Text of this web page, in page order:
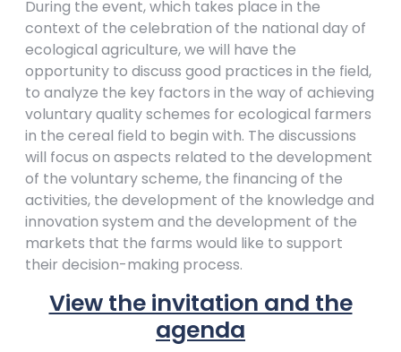
During the event, which takes place in the
context of the celebration of the national day of
ecological agriculture, we will have the
opportunity to discuss good practices in the field,
to analyze the key factors in the way of achieving
voluntary quality schemes for ecological farmers
in the cereal field to begin with. The discussions
will focus on aspects related to the development
of the voluntary scheme, the financing of the
activities, the development of the knowledge and
innovation system and the development of the
markets that the farms would like to support
their decision-making process.
View the invitation and the
agenda